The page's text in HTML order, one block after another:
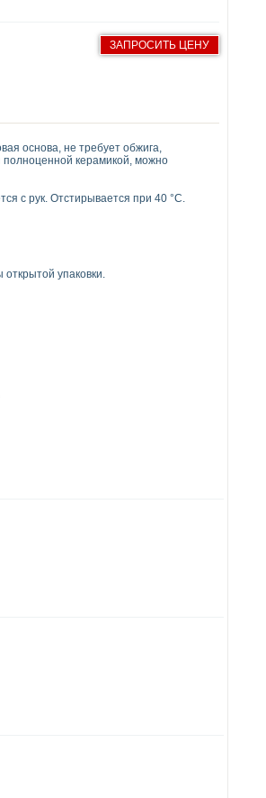
ЗАПРОСИТЬ ЦЕНУ
основа, не требует обжига,
полноценной керамикой, можно
с рук. Отстирывается при 40 °C.
упаковки.